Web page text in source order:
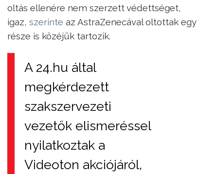
oltás ellenére nem szerzett védettséget,
igaz, szerinte az AstraZenecával oltottak egy
része is közéjük tartozik.
A 24.hu által
megkérdezett
szakszervezeti
vezetők elismeréssel
nyilatkoztak a
Videoton akciójáról,